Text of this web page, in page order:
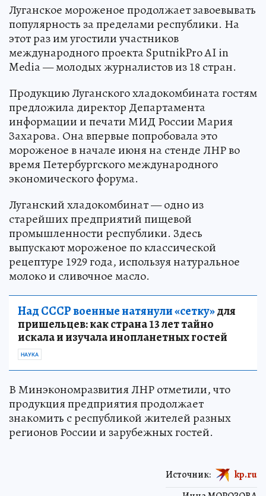
Луганское мороженое продолжает завоевывать
популярность за пределами республики. На
этот раз им угостили участников
международного проекта SputnikPro AI in
Media — молодых журналистов из 18 стран.
Продукцию Луганского хладокомбината гостям
предложила директор Департамента
информации и печати МИД России Мария
Захарова. Она впервые попробовала это
мороженое в начале июня на стенде ЛНР во
время Петербургского международного
экономического форума.
Луганский хладокомбинат — одно из
старейших предприятий пищевой
промышленности республики. Здесь
выпускают мороженое по классической
рецептуре 1929 года, используя натуральное
молоко и сливочное масло.
Над СССР военные натянули «сетку»для
пришельцев: как страна 13 лет тайно
искала и изучала инопланетных гостей
НАУКА
В Минэкономразвития ЛНР отметили, что
продукция предприятия продолжает
знакомить с республикой жителей разных
регионов России и зарубежных гостей.
Источник: kp.ru